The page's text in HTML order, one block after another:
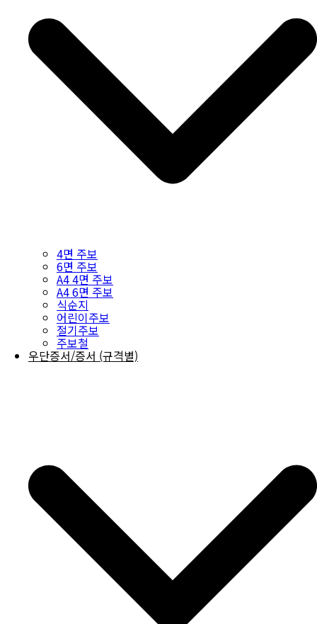
4면 주보
6면 주보
A4 4면 주보
A4 6면 주보
식순지
어린이주보
절기주보
주보철
우단증서/증서 (규격별)